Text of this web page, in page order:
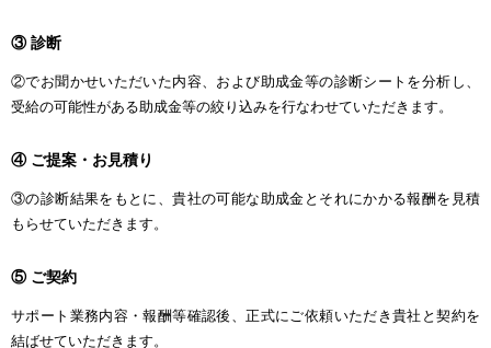
③ 診断
②でお聞かせいただいた内容、および助成金等の診断シートを分析し、
受給の可能性がある助成金等の絞り込みを行なわせていただきます。
④ ご提案・お見積り
③の診断結果をもとに、貴社の可能な助成金とそれにかかる報酬を見積
もらせていただきます。
⑤ ご契約
サポート業務内容・報酬等確認後、正式にご依頼いただき貴社と契約を
結ばせていただきます。